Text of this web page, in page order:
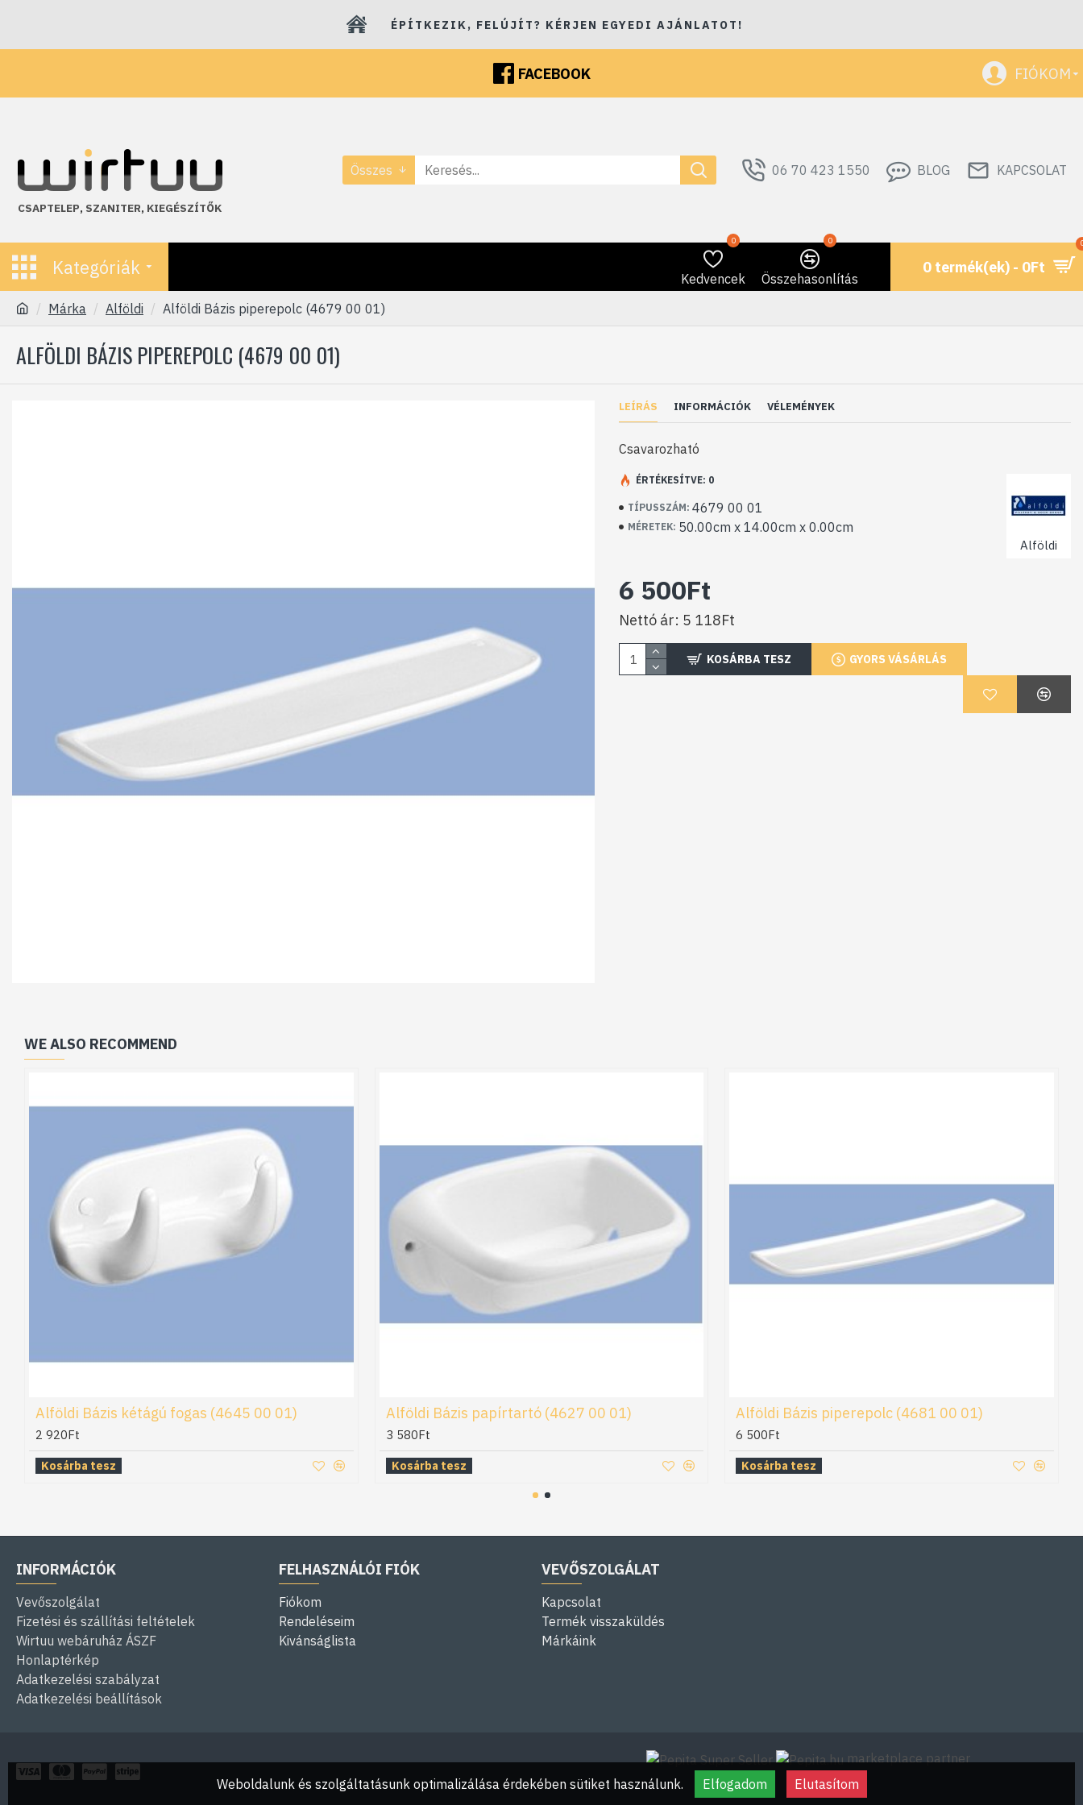
ÉPÍTKEZIK, FELÚJÍT? KÉRJEN EGYEDI AJÁNLATOT!
FACEBOOK FIÓKOM
CSAPTELEP, SZANITER, KIEGÉSZÍTŐK
Összes 06 70 423 1550 BLOG KAPCSOLAT
Kategóriák Kedvencek
0
Összehasonlítás
0
0 termék(ek) - 0Ft
Márka Alföldi Alföldi Bázis piperepolc (4679 00 01)
ALFÖLDI BÁZIS PIPEREPOLC (4679 00 01)
LEÍRÁS INFORMÁCIÓK VÉLEMÉNYEK
Csavarozható
TÍPUSSZÁM: 4679 00 01
MÉRETEK: 50.00cm x 14.00cm x 0.00cm
Alföldi
ÉRTÉKESÍTVE: 0
6 500Ft
Nettó ár: 5 118Ft
KOSÁRBA TESZ GYORS VÁSÁRLÁS
WE ALSO RECOMMEND
Alföldi Bázis kétágú fogas (4645 00 01)
2 920Ft
Kosárba tesz
Alföldi Bázis papírtartó (4627 00 01)
3 580Ft
Kosárba tesz
Alföldi Bázis piperepolc (4681 00 01)
6 500Ft
Kosárba tesz
INFORMÁCIÓK
Vevőszolgálat
Fizetési és szállítási feltételek
Wirtuu webáruház ÁSZF
Honlaptérkép
Adatkezelési szabályzat
Adatkezelési beállítások
FELHASZNÁLÓI FIÓK
Fiókom
Rendeléseim
Kivánságlista
VEVŐSZOLGÁLAT
Kapcsolat
Termék visszaküldés
Márkáink
marketplace partner
Weboldalunk és szolgáltatásunk optimalizálása érdekében sütiket használunk.
Elfogadom Elutasítom